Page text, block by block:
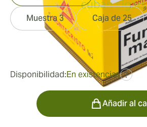
fue181,39 €
Disponibilidad:En existencias ?
Muestra 3 Caja de 25
Cantidad
Añadir al